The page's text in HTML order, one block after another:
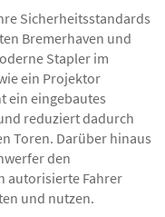
Sicherheitsstandards
Bremerhaven und
Stapler im
ein Projektor
ein eingebautes
reduziert dadurch
Toren. Darüber hinaus
den
autorisierte Fahrer
und nutzen.